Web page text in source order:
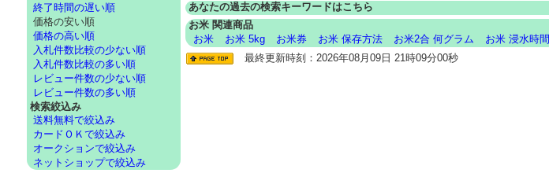
あなたの過去の検索キーワードはこちら
お米 関連商品
お米
お米 5kg お米券 お米 保存方法 お米2合 何グラム お米 浸水時間
最終更新時刻：2026年08月09日 21時09分00秒
終了時間の遅い順
価格の安い順
価格の高い順
入札件数比較の少ない順
入札件数比較の多い順
レビュー件数の少ない順
レビュー件数の多い順
検索絞込み
送料無料で絞込み
カードＯＫで絞込み
オークションで絞込み
ネットショップで絞込み